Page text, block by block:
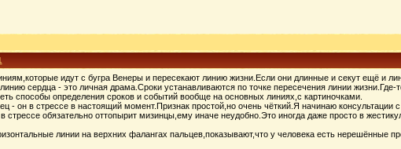
идут с бугра Венеры и пересекают линию жизни.Если они длинные и секут ещё и
сердца - это личная драма.Сроки устанавливаются по точке пересечения линии жизни.Где-
способы определения сроков и событий вообще на основных линиях,с картиночками.
- он в стрессе в настоящий момент.Признак простой,но очень чёткий.Я начинаю консультации
стрессе обязательно оттопырит мизинцы,ему иначе неудобно.Это иногда даже просто в
линии на верхних фалангах пальцев,показывают,что у человека есть нерешённые